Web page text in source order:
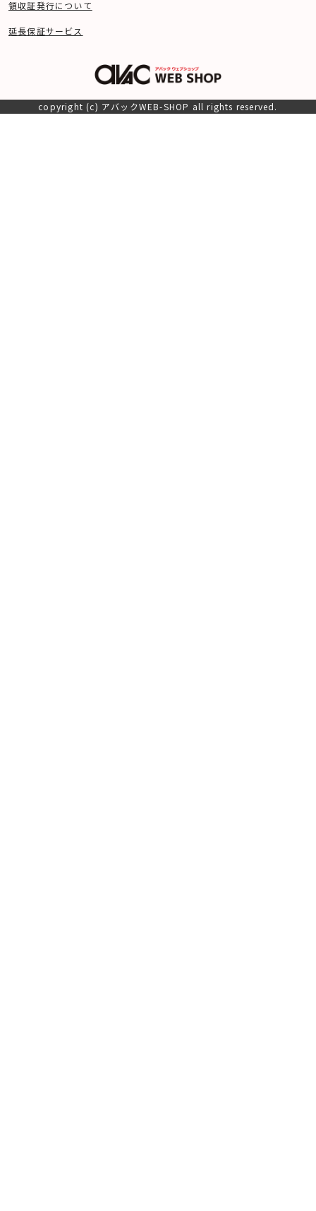
領収証発行について
延長保証サービス
copyright (c) アバックWEB-SHOP all rights reserved.